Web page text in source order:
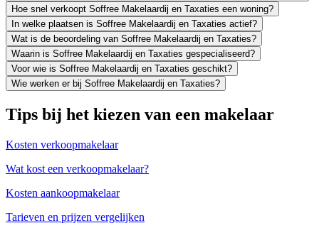
Hoe snel verkoopt Soffree Makelaardij en Taxaties een woning?
In welke plaatsen is Soffree Makelaardij en Taxaties actief?
Wat is de beoordeling van Soffree Makelaardij en Taxaties?
Waarin is Soffree Makelaardij en Taxaties gespecialiseerd?
Voor wie is Soffree Makelaardij en Taxaties geschikt?
Wie werken er bij Soffree Makelaardij en Taxaties?
Tips bij het kiezen van een makelaar
Kosten verkoopmakelaar
Wat kost een verkoopmakelaar?
Kosten aankoopmakelaar
Tarieven en prijzen vergelijken